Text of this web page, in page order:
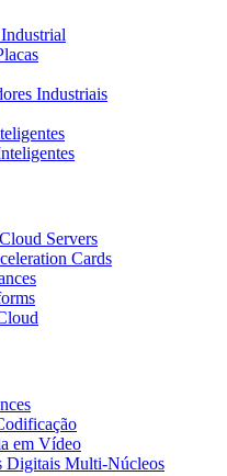
Industriais
Servers
Cards
em Vídeo
Digitais Multi-Núcleos